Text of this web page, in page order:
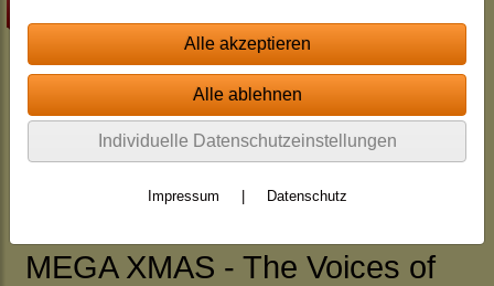
MEGA XMAS - The Voices of
Individuelle Datenschutzeinstellungen
Impressum Datenschutz